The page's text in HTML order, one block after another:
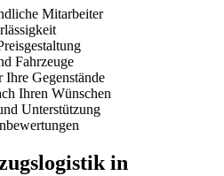
Mitarbeiter
Fahrzeuge
Ihre Gegenstände
Ihren Wünschen
Unterstützung
in